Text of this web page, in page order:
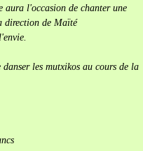
aura l'occasion de chanter une
direction de Maïté
les mutxikos au cours de la